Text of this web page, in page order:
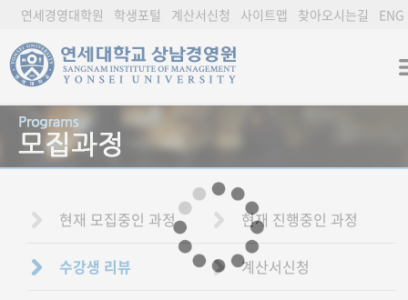
연세경영대학원 학생포털 계산서신청 사이트맵 찾아오시는길 ENG
현재 모집중인 과정 현재 진행중인 과정
수강생 리뷰 계산서신청